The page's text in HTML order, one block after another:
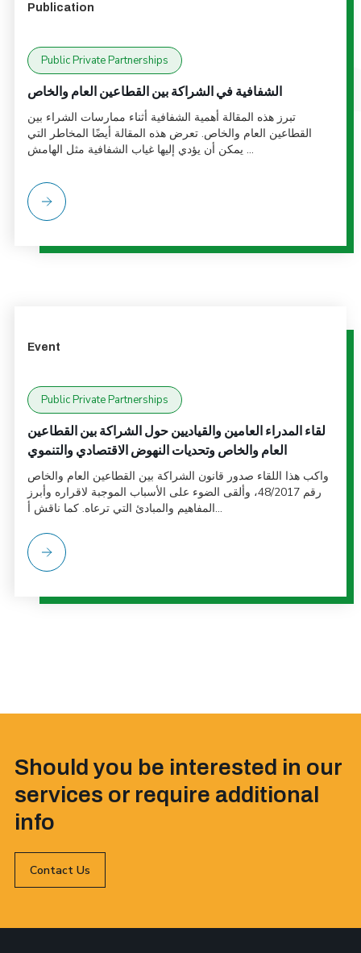
Publication
Public Private Partnerships
الشفافية في الشراكة بين القطاعين العام والخاص
تبرز هذه المقالة أهمية الشفافية أثناء ممارسات الشراء بين
القطاعين العام والخاص. تعرض هذه المقالة أيضًا المخاطر التي
يمكن أن يؤدي إليها غياب الشفافية مثل الهامش ...
Event
Public Private Partnerships
لقاء المدراء العامين والقياديين حول الشراكة بين القطاعين
العام والخاص وتحديات النهوض الاقتصادي والتنموي
واكب هذا اللقاء صدور قانون الشراكة بين القطاعين العام والخاص
رقم 48/2017، وألقى الضوء على الأسباب الموجبة لاقراره وأبرز
المفاهيم والمبادئ التي ترعاه. كما ناقش أ...
Should you be interested in our
services or require additional
info
Contact Us